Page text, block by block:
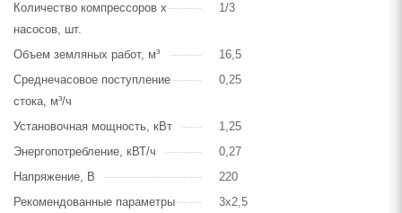
Количество компрессоров х
насосов, шт.
1/3
Объем земляных работ, м³
16,5
Среднечасовое поступление
стока, м³/ч
0,25
Установочная мощность, кВт
1,25
Энергопотребление, кВТ/ч
0,27
Напряжение, В
220
Рекомендованные параметры
3х2,5